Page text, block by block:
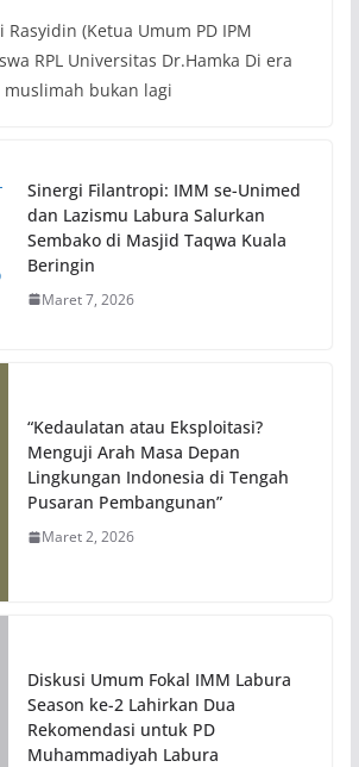
Rasyidin (Ketua Umum PD IPM
RPL Universitas Dr.Hamka Di era
bukan lagi
Sinergi Filantropi: IMM se-Unimed
dan Lazismu Labura Salurkan
Sembako di Masjid Taqwa Kuala
Beringin
Maret 7, 2026
“Kedaulatan atau Eksploitasi?
Menguji Arah Masa Depan
Lingkungan Indonesia di Tengah
Pusaran Pembangunan”
Maret 2, 2026
Diskusi Umum Fokal IMM Labura
Season ke-2 Lahirkan Dua
Rekomendasi untuk PD
Muhammadiyah Labura